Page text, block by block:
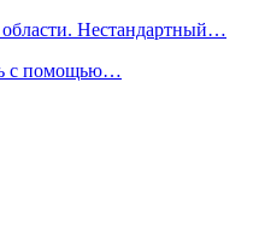
области. Нестандартный…
с помощью…